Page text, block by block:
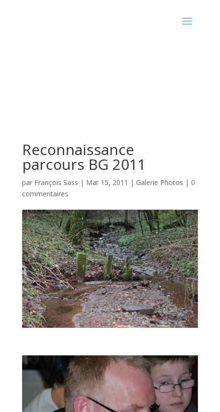
Reconnaissance
parcours BG 2011
par François Sass | Mar 15, 2011 | Galerie Photos | 0
commentaires